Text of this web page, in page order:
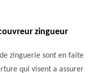
zingueur
zinguerie sont en faite
qui visent a assurer